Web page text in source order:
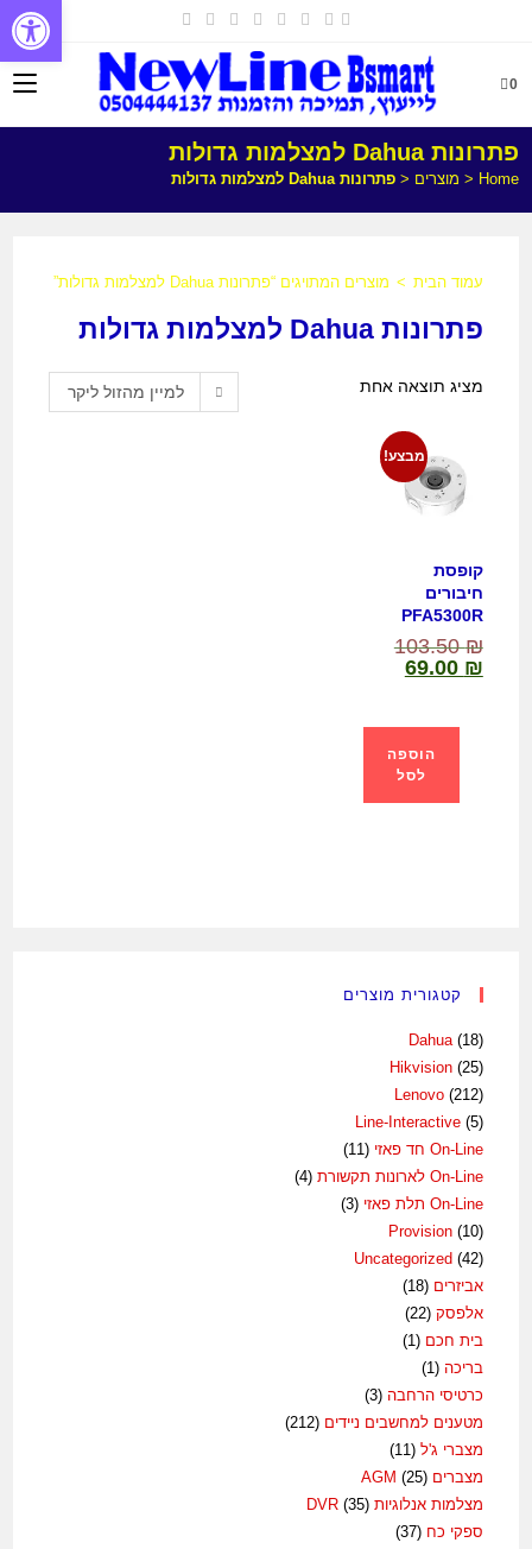
0
פתרונות Dahua למצלמות גדולות
Home
< מוצרים <פתרונות Dahua למצלמות גדולות
עמוד הבית > מוצרים המתויגים “פתרונות Dahua למצלמות גדולות”
פתרונות Dahua למצלמות גדולות
מציג תוצאה אחת למיין מהזול ליקר
מבצע!
קופסת
חיבורים
PFA5300R
103.50₪
69.00 ₪
הוספה
לסל
קטגורית מוצרים
Dahua (18)
Hikvision (25)
Lenovo (212)
Line-Interactive (5)
On-Line חד פאזי
(11)
On-Line לארונות תקשורת
(4)
On-Line תלת פאזי
(3)
Provision (10)
Uncategorized (42)
אביזרים (18)
אלפסק (22)
בית חכם (1)
בריכה (1)
כרטיסי הרחבה (3)
מטענים למחשבים ניידים (212)
מצברי ג'ל (11)
מצברים AGM(25)
מצלמות אנלוגיות DVR(35)
ספקי כח (37)